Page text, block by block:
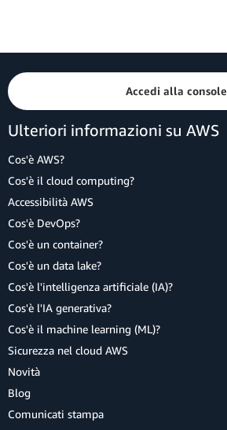
Accedi alla console
Ulteriori informazioni su AWS
Cos'è AWS?
Cos'è il cloud computing?
Accessibilità AWS
Cos'è DevOps?
Cos'è un container?
Cos'è un data lake?
Cos'è l'intelligenza artificiale (IA)?
Cos'è l'IA generativa?
Cos'è il machine learning (ML)?
Sicurezza nel cloud AWS
Novità
Blog
Comunicati stampa